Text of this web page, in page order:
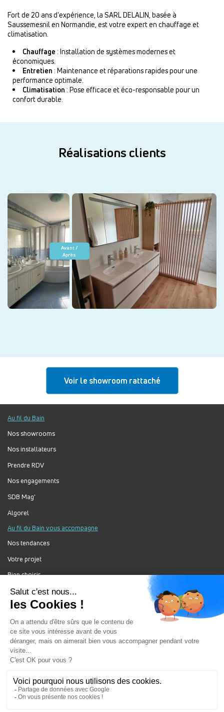
Fort de 20 ans d'expérience, la SARL DELALIN, basée à
Saussemesnil en Normandie, est votre expert en chauffage et
climatisation.
Chauffage : Installation de systèmes modernes et
économiques.
Entretien : Maintenance et réparations rapides pour une
performance optimale.
Climatisation : Pose efficace et éco-responsable pour un
confort durable.
Réalisations clients
Avant /
Après
Voir le showroom rattaché
Au fil du Bain
Nos showrooms
Nos installateurs
Prendre RDV
Nos engagements
SDB Mag'
Algorel
Au fil du Bain vous accompagne
Nos tendances
Votre projet
Bien choisir
Forum Au Fil du Bain
Nos produits
Gestion des cookies
Mentions légales